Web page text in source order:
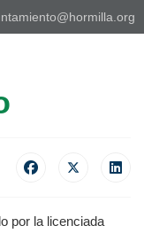
por la licenciada